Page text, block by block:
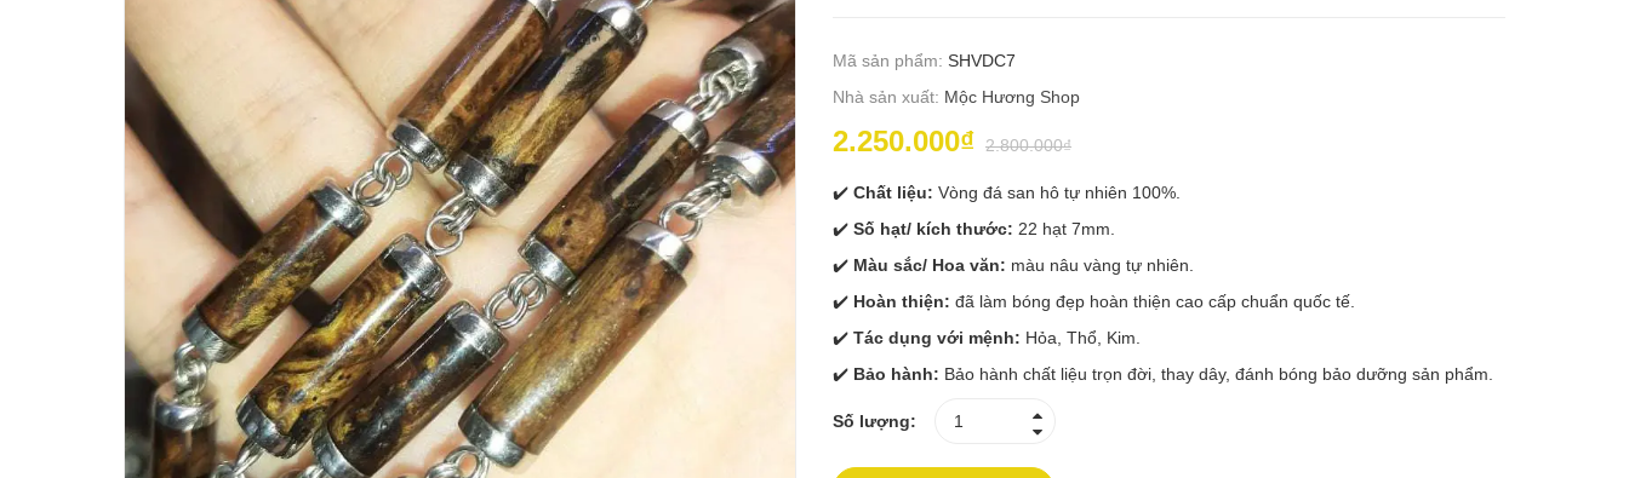
Mã sản phẩm: SHVDC7
Nhà sản xuất: Mộc Hương Shop
2.250.000₫ 2.800.000₫
✔️ Chất liệu: Vòng đá san hô tự nhiên 100%.
✔️ Số hạt/ kích thước: 22 hạt 7mm.
✔️ Màu sắc/ Hoa văn: màu nâu vàng tự nhiên.
✔️ Hoàn thiện: đã làm bóng đẹp hoàn thiện cao cấp chuẩn quốc tế.
✔️ Tác dụng với mệnh: Hỏa, Thổ, Kim.
✔️ Bảo hành: Bảo hành chất liệu trọn đời, thay dây, đánh bóng bảo dưỡng sản phẩm.
Số lượng: